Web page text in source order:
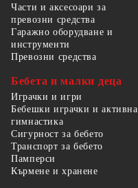
Части и аксесоари за
превозни средства
Гаражно оборудване и
инструменти
Превозни средства
Бебета и малки деца
Играчки и игри
Бебешки играчки и активна
гимнастика
Сигурност за бебето
Транспорт за бебето
Памперси
Кърмене и хранене